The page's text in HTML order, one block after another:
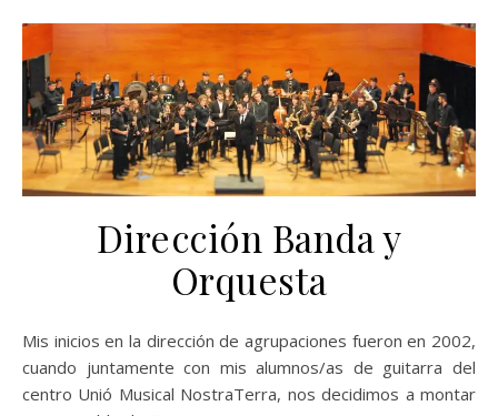
Dirección Banda y
Orquesta
Mis inicios en la dirección de agrupaciones fueron en 2002,
cuando juntamente con mis alumnos/as de guitarra del
centro Unió Musical NostraTerra, nos decidimos a montar